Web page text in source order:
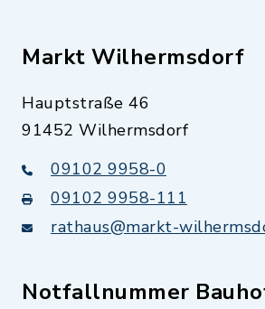
Markt Wilhermsdorf
Hauptstraße 46
91452 Wilhermsdorf
09102 9958-0
09102 9958-111
rathaus@markt-
Notfallnummer